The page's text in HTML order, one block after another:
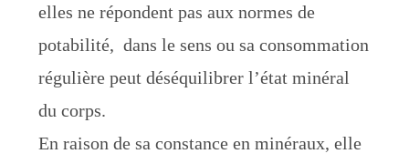
elles ne répondent pas aux normes de
potabilité, dans le sens ou sa consommation
régulière peut déséquilibrer l’état minéral
du corps.
En raison de sa constance en minéraux, elle